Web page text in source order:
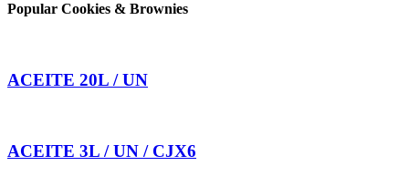
Popular Cookies & Brownies
ACEITE 20L / UN
ACEITE 3L / UN / CJX6